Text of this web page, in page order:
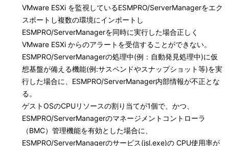
VMware ESXi を監視しているESMPRO/ServerManagerをエク
スポートし複数の環境にインポートし
ESMPRO/ServerManagerを同時に実行した場合正しく
VMware ESXi からのアラートを受信することができない。
ESMPRO/ServerManagerの処理中(例：自動発見処理中)に仮
想基盤が備える機能(例:サスペンドやスナップショット等)を実
行した場合に、ESMPRO/ServerManager内部情報が不正とな
る。
ゲストOSのCPUリソースの割り当てが1個で、かつ、
ESMPRO/ServerManagerのマネージメントコントローラ
（BMC）管理機能を有効とした場合に、
ESMPRO/ServerManagerのサービス(jsl.exe)の CPU使用率が